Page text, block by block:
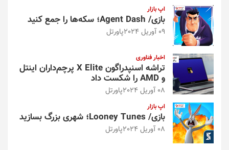
اپ بازار
بازی/ Agent Dash؛ سکه‌ها را جمع کنید
09 آوریل 2024 پاورتل
اخبار فناوری
تراشه اسنپدراگون X Elite پرچم‌داران اینتل
و AMD را شکست داد
08 آوریل 2024 پاورتل
اپ بازار
بازی/ Looney Tunes؛ شهری بزرگ بسازید
08 آوریل 2024 پاورتل